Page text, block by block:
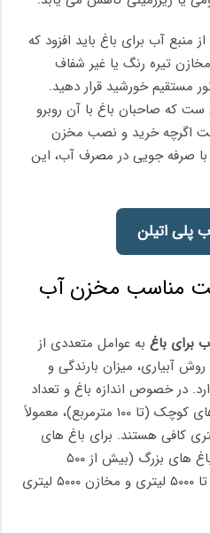
آب برای باغ باید افزود که
تیره ‌رنگ یا غیر شفاف
مستقیم خورشید قرار دهید.
ست که صاحبان باغ با آن روبرو
اگرچه خرید و نصب مخزن
با صرفه ‌جویی در مصرف آب، این
پلی اتیلن
مناسب مخزن آب
برای باغ به عوامل متعددی از
آبیاری، میزان بارندگی و
در خصوص اندازه باغ و تعداد
گیاهان باید گفت که برای باغ ‌های کوچک (تا ۱۰۰ مترمربع)، معمولاً
با ظرفیت ۵۰۰ تا ۲۰۰۰ لیتری کافی هستند. برای باغ ‌های
متوسط (۱۰۰ تا ۵۰۰ مترمربع) و باغ ‌های بزرگ (بیش از ۵۰۰
مترمربع) به ترتیب مخازن ۲۰۰۰ تا ۵۰۰۰ لیتری و مخازن ۵۰۰۰ لیتری